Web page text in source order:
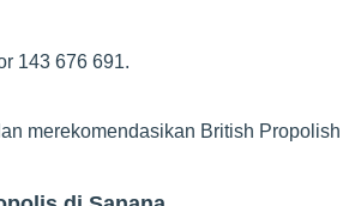
143 676 691.
merekomendasikan British Propolish